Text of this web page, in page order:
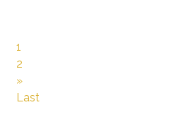
1
2
»
Last